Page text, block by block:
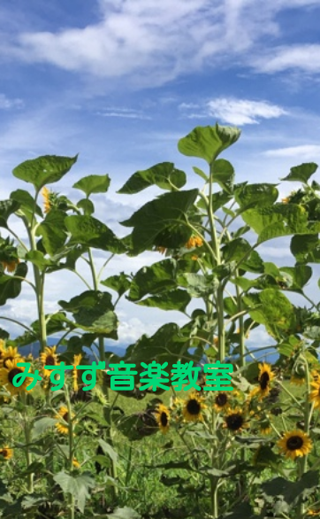
みすず音楽教室